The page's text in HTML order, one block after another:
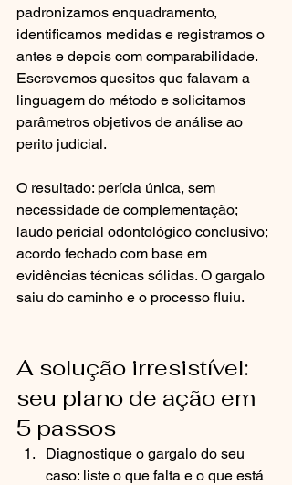
padronizamos enquadramento,
identificamos medidas e registramos o
antes e depois com comparabilidade.
Escrevemos quesitos que falavam a
linguagem do método e solicitamos
parâmetros objetivos de análise ao
perito judicial.
O resultado: perícia única, sem
necessidade de complementação;
laudo pericial odontológico conclusivo;
acordo fechado com base em
evidências técnicas sólidas. O gargalo
saiu do caminho e o processo fluiu.
A solução irresistível:
seu plano de ação em
5 passos
Diagnostique o gargalo do seu
caso: liste o que falta e o que está